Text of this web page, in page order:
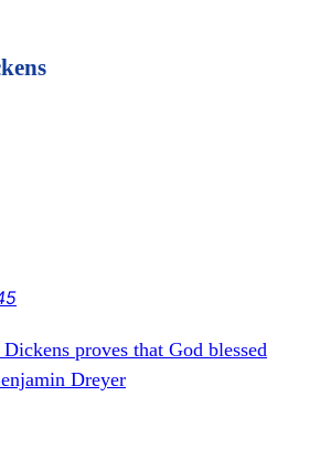
proves that God blessed
Dreyer